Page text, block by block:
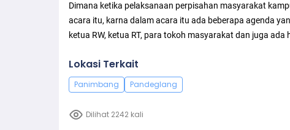
Dimana ketika pelaksanaan perpisahan masyarakat
acara itu, karna dalam acara itu ada beberapa agenda
ketua RW, ketua RT, para tokoh masyarakat dan juga
Lokasi Terkait
Panimbang Pandeglang
Dilihat 2242 kali